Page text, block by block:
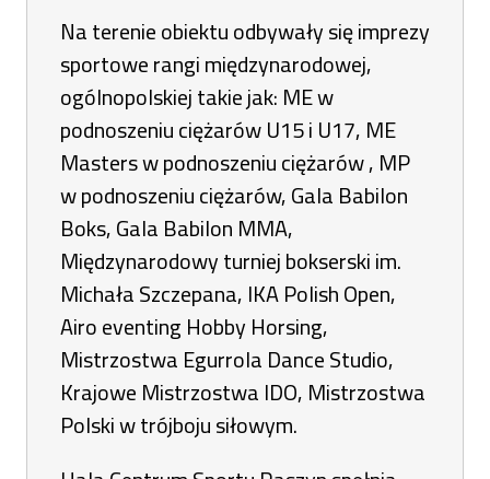
Na terenie obiektu odbywały się imprezy
sportowe rangi międzynarodowej,
ogólnopolskiej takie jak: ME w
podnoszeniu ciężarów U15 i U17, ME
Masters w podnoszeniu ciężarów , MP
w podnoszeniu ciężarów, Gala Babilon
Boks, Gala Babilon MMA,
Międzynarodowy turniej bokserski im.
Michała Szczepana, IKA Polish Open,
Airo eventing Hobby Horsing,
Mistrzostwa Egurrola Dance Studio,
Krajowe Mistrzostwa IDO, Mistrzostwa
Polski w trójboju siłowym.